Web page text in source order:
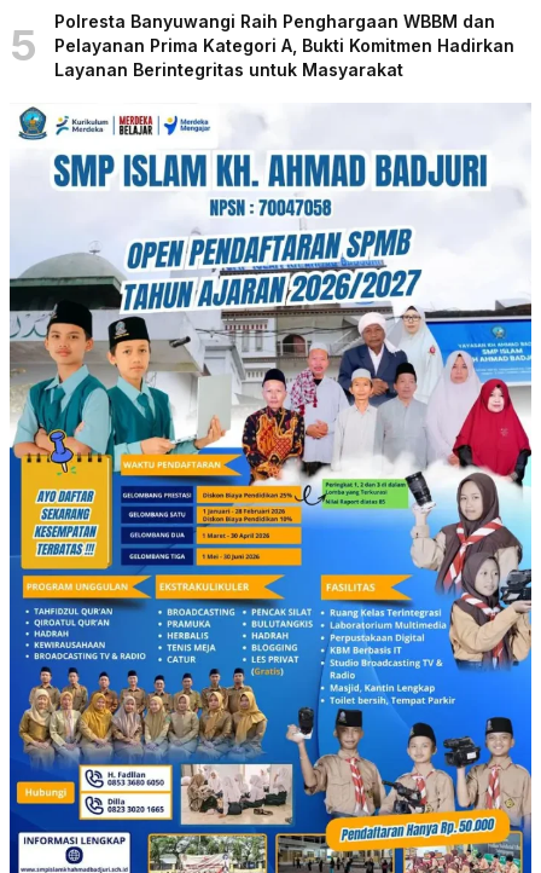
5
Polresta Banyuwangi Raih Penghargaan WBBM dan
Pelayanan Prima Kategori A, Bukti Komitmen Hadirkan
Layanan Berintegritas untuk Masyarakat